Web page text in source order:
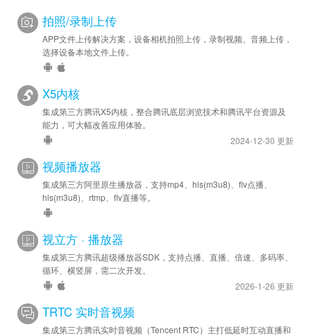
拍照/录制上传
APP文件上传解决方案，设备相机拍照上传，录制视频、音频上传，
选择设备本地文件上传。
X5内核
集成第三方腾讯X5内核，整合腾讯底层浏览技术和腾讯平台资源及
能力，可大幅改善应用体验。
2024-12-30 更新
视频播放器
集成第三方阿里原生播放器，支持mp4、hls(m3u8)、flv点播、
hls(m3u8)、rtmp、flv直播等。
视立方 · 播放器
集成第三方腾讯超级播放器SDK，支持点播、直播、倍速、多码率、
循环、横竖屏，需二次开发。
2026-1-26 更新
TRTC 实时音视频
集成第三方腾讯实时音视频（Tencent RTC）主打低延时互动直播和